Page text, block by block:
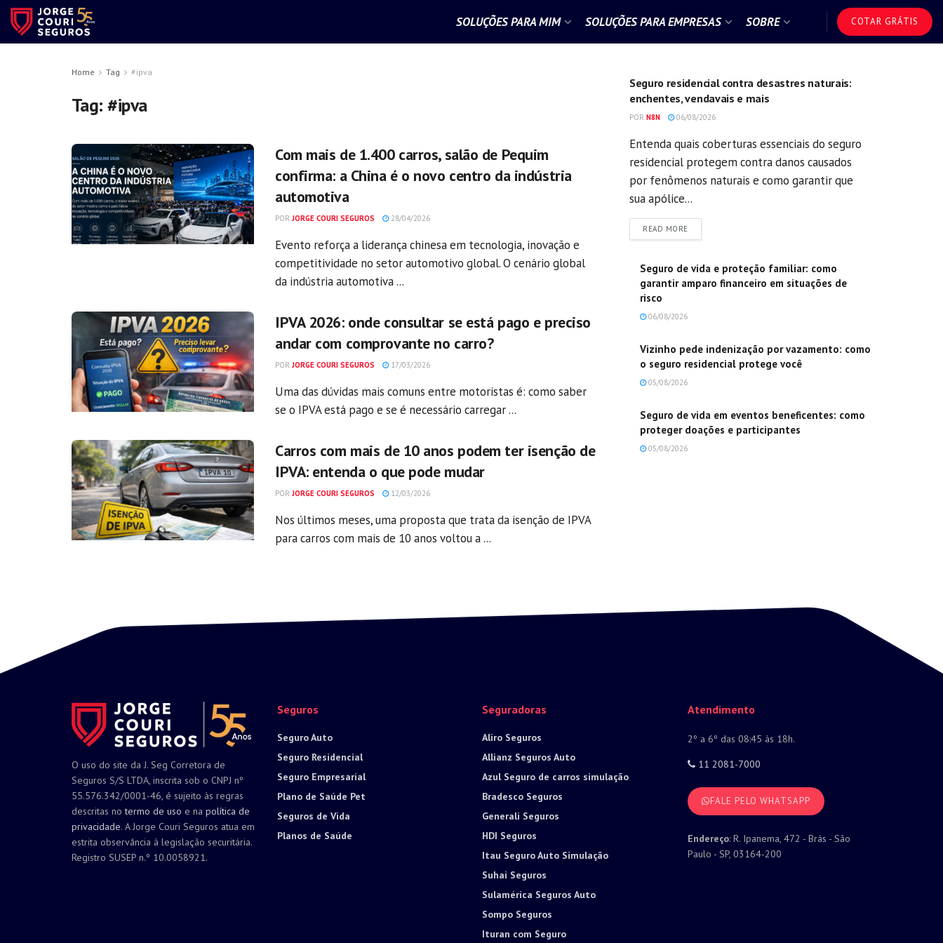
SOLUÇÕES PARA MIM SOLUÇÕES PARA EMPRESAS SOBRE COTAR GRÁTIS
Home Tag #ipva
Tag:#ipva
Com mais de 1.400 carros, salão de Pequim
confirma: a China é o novo centro da indústria
automotiva
POR JORGE COURI SEGUROS 28/04/2026
Evento reforça a liderança chinesa em tecnologia, inovação e
competitividade no setor automotivo global. O cenário global
da indústria automotiva ...
IPVA 2026: onde consultar se está pago e preciso
andar com comprovante no carro?
POR JORGE COURI SEGUROS 17/03/2026
Uma das dúvidas mais comuns entre motoristas é: como saber
se o IPVA está pago e se é necessário carregar ...
Carros com mais de 10 anos podem ter isenção de
IPVA: entenda o que pode mudar
POR JORGE COURI SEGUROS 12/03/2026
Nos últimos meses, uma proposta que trata da isenção de IPVA
para carros com mais de 10 anos voltou a ...
Seguro residencial contra desastres naturais:
enchentes, vendavais e mais
POR N8N 06/08/2026
Entenda quais coberturas essenciais do seguro
residencial protegem contra danos causados
por fenômenos naturais e como garantir que
sua apólice...
READ MOREDETAILS
Seguro de vida e proteção familiar: como
garantir amparo financeiro em situações de
risco
06/08/2026
Vizinho pede indenização por vazamento: como
o seguro residencial protege você
05/08/2026
Seguro de vida em eventos beneficentes: como
proteger doações e participantes
05/08/2026
O uso do site da J. Seg Corretora de
Seguros S/S LTDA, inscrita sob o CNPJ nº
55.576.342/0001-46, é sujeito às regras
descritas notermo de uso e na política de
privacidade. A Jorge Couri Seguros atua em
estrita observância à legislação securitária.
Registro SUSEP n.º 10.0058921.
Seguros
Seguro Auto
Seguro Residencial
Seguro Empresarial
Plano de Saúde Pet
Seguros de Vida
Planos de Saúde
Seguradoras
Aliro Seguros
Allianz Seguros Auto
Azul Seguro de carros simulação
Bradesco Seguros
Generali Seguros
HDI Seguros
Itau Seguro Auto Simulação
Suhai Seguros
Sulamérica Seguros Auto
Sompo Seguros
Ituran com Seguro
Atendimento
2º a 6º das 08:45 às 18h.
11 2081-7000
FALE PELO WHATSAPP
Endereço: R. Ipanema, 472 - Brás - São
Paulo - SP, 03164-200